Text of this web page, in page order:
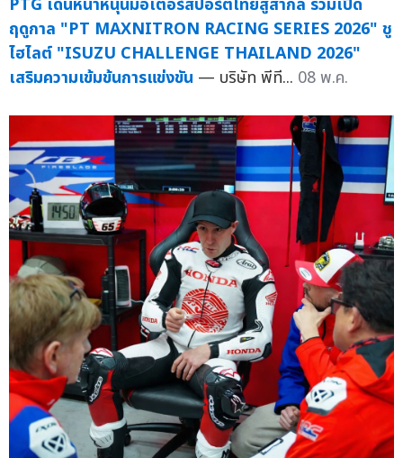
PTG เดินหน้าหนุนมอเตอร์สปอร์ตไทยสู่สากล ร่วมเปิด
ฤดูกาล "PT MAXNITRON RACING SERIES 2026" ชู
ไฮไลต์ "ISUZU CHALLENGE THAILAND 2026"
เสริมความเข้มข้นการแข่งขัน — บริษัท พีที... 08 พ.ค.